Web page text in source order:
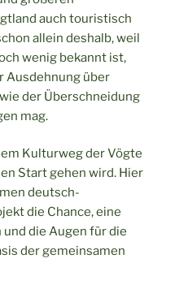
auch touristisch
allein deshalb, weil
wenig bekannt ist,
Ausdehnung über
der Überschneidung
mag.
Kulturweg der Vögte
Start gehen wird. Hier
deutsch-
die Chance, eine
die Augen für die
der gemeinsamen